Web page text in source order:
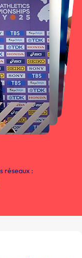
réseaux :